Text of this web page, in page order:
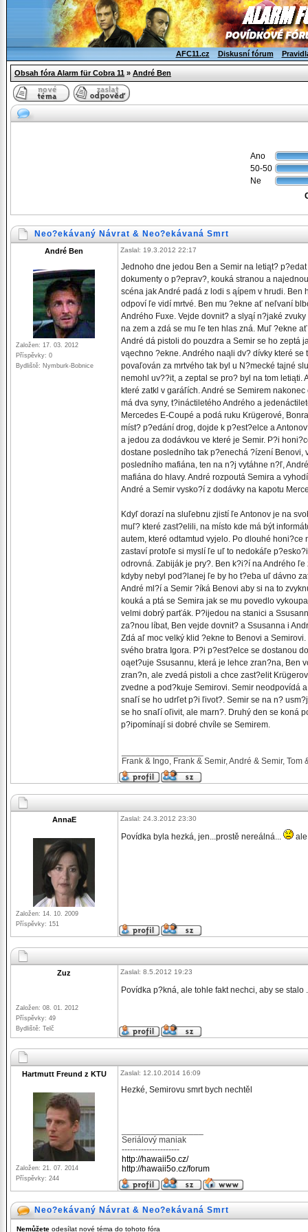
AFC11.cz Diskusní fórum
Obsah fóra Alarm für Cobra 11 » André Ben
Ano
50-50
Ne
Neo?ekávaný Návrat & Neo?ekávaná Smrt
André Ben
Založen: 17. 03. 2012
Příspěvky: 0
Bydliště: Nymburk-Bobnice
Zaslal: 19.3.2012 22:17
Jednoho dne jedou Ben a Semir na letiąt?
dokumenty o p?eprav?, kouká stranou a
scéna jak André padá z lodi s ąípem v hrudi.
odpoví ľe vidí mrtvé. Ben mu ?ekne ať neľvaní
Andrého Fuxe. Vejde dovnit? a slyąí n?jaké
na zem a zdá se mu ľe ten hlas zná. Muľ ?ekne
André dá pistoli do pouzdra a Semir se ho zeptá
vąechno ?ekne. Andrého naąli dv? dívky které
povaľován za mrtvého tak byl u N?mecké tajné
nemohl uv??it, a zeptal se pro? byl na tom
které zatkl v garáľích. André se Semirem
má dva syny, t?ináctiletého Andrého a
Mercedes E-Coupé a podá ruku Krügerové,
míst? p?edání drog, dojde k p?est?elce a
a jedou za dodávkou ve které je Semir. P?i
dostane posledního tak p?enechá ?ízení Benovi,
posledního mafiána, ten na n?j vytáhne n?ľ,
mafiána do hlavy. André rozpoutá Semira a
André a Semir vysko?í z dodávky na kapotu
Kdyľ dorazí na sluľebnu zjistí ľe Antonov je na
muľ? které zast?elili, na místo kde má být
autem, které odtamtud vyjelo. Po dlouhé
zastaví protoľe si myslí ľe uľ to nedokáľe
odrovná. Zabiják je pry?. Ben k?i?í na Andrého
kdyby nebyl pod?lanej ľe by ho t?eba uľ dávno
André ml?í a Semir ?íká Benovi aby si na to
kouká a ptá se Semira jak se mu povedlo
velmi dobrý parťák. P?ijedou na stanici a
za?nou líbat, Ben vejde dovnit? a Ssusanna i
Zdá aľ moc velký klid ?ekne to Benovi a
svého bratra Igora. P?i p?est?elce se dostanou
oąet?uje Ssusannu, která je lehce zran?na, Ben
zran?n, ale zvedá pistoli a chce zast?elit
zvedne a pod?kuje Semirovi. Semir neodpovídá
snaľí se ho udrľet p?i ľivot?. Semir se na n?
se ho snaľí oľivit, ale marn?. Druhý den se koná
p?ipomínají si dobré chvíle se Semirem.
Frank & Ingo, Frank & Semir, André & Semir,
AnnaE
Založen: 14. 10. 2009
Příspěvky: 151
Zaslal: 24.3.2012 23:30
Povídka byla hezká, jen...prostě nereálná...
Zuz
Založen: 08. 01. 2012
Příspěvky: 49
Bydliště: Telč
Zaslal: 8.5.2012 19:23
Povídka p?kná, ale tohle fakt nechci, aby se stalo
Hartmutt Freund z KTU
Založen: 21. 07. 2014
Příspěvky: 244
Zaslal: 12.10.2014 16:09
Hezké, Semirovu smrt bych nechtěl
Seriálový maniak
---------------------
http://hawaii5o.cz/
http://hawaii5o.cz/forum
Neo?ekávaný Návrat & Neo?ekávaná Smrt
Nemůžete odesílat nové téma do tohoto fóra